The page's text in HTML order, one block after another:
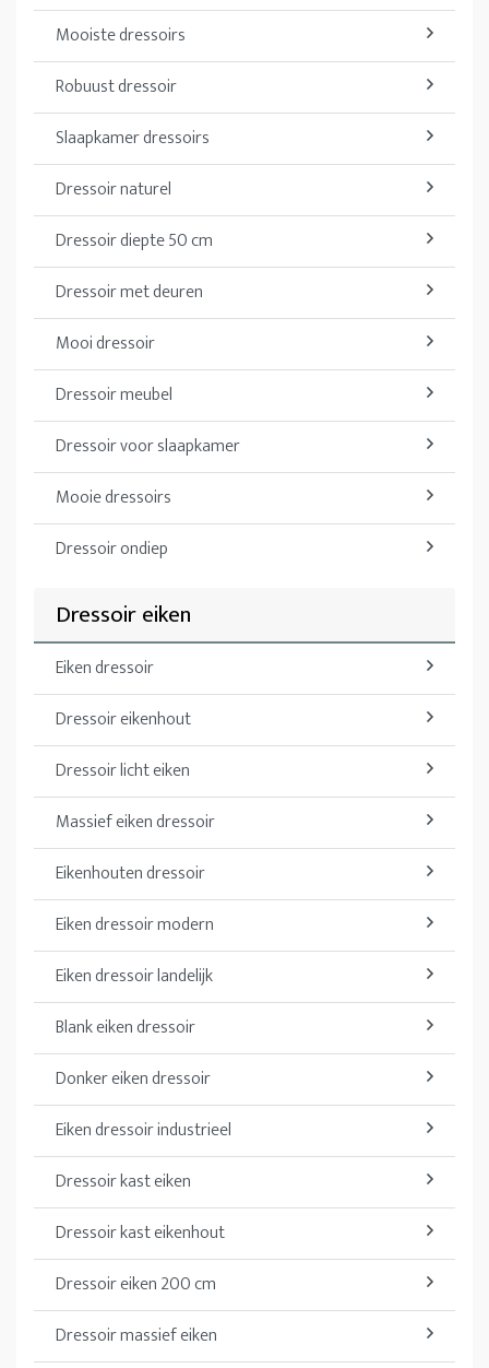
Mooiste dressoirs
Robuust dressoir
Slaapkamer dressoirs
Dressoir naturel
Dressoir diepte 50 cm
Dressoir met deuren
Mooi dressoir
Dressoir meubel
Dressoir voor slaapkamer
Mooie dressoirs
Dressoir ondiep
Dressoir eiken
Eiken dressoir
Dressoir eikenhout
Dressoir licht eiken
Massief eiken dressoir
Eikenhouten dressoir
Eiken dressoir modern
Eiken dressoir landelijk
Blank eiken dressoir
Donker eiken dressoir
Eiken dressoir industrieel
Dressoir kast eiken
Dressoir kast eikenhout
Dressoir eiken 200 cm
Dressoir massief eiken